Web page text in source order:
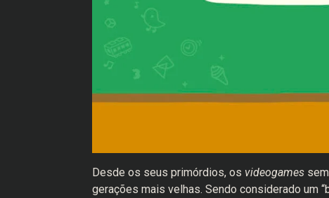
Desde os seus primórdios, os videogames
gerações mais velhas. Sendo considerado um